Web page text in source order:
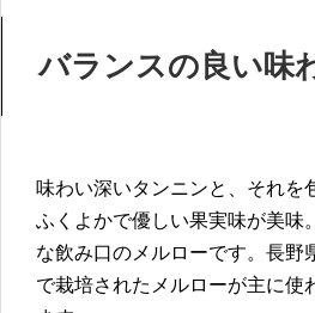
バランスの良い味
味わい深いタンニンと、それを
ふくよかで優しい果実味が美味
な飲み口のメルローです。長野
で栽培されたメルローが主に使